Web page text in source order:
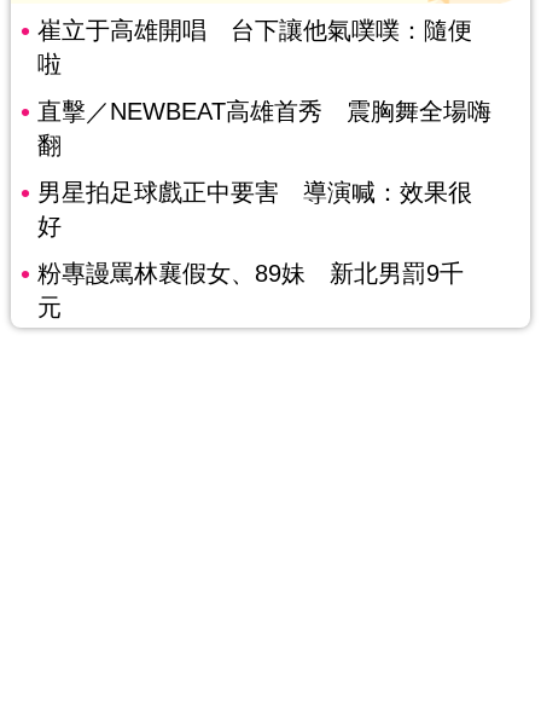
崔立于高雄開唱 台下讓他氣噗噗：隨便
啦
直擊／NEWBEAT高雄首秀 震胸舞全場嗨
翻
男星拍足球戲正中要害 導演喊：效果很
好
粉專謾罵林襄假女、89妹 新北男罰9千
元